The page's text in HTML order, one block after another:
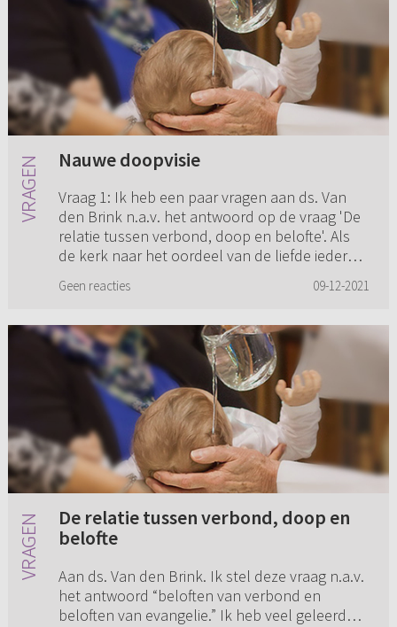
Nauwe doopvisie
Vraag 1: Ik heb een paar vragen aan ds. Van
den Brink n.a.v. het antwoord op de vraag 'De
relatie tussen verbond, doop en belofte'. Als
de kerk naar het oordeel van de liefde iedere
Geen reacties 09-12-2021
De relatie tussen verbond, doop en
belofte
Aan ds. Van den Brink. Ik stel deze vraag n.a.v.
het antwoord “beloften van verbond en
beloften van evangelie.” Ik heb veel geleerd